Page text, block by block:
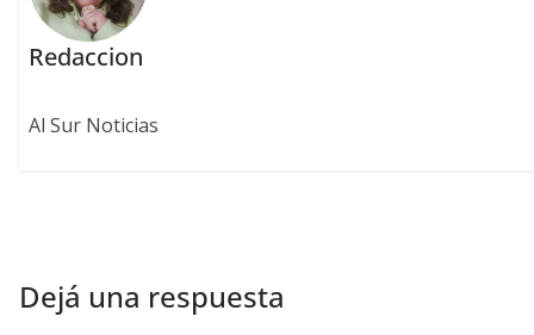
Redaccion
Al Sur Noticias
Dejá una respuesta